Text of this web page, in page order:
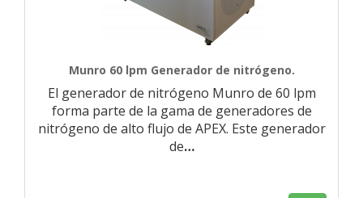
Munro 60 lpm Generador de nitrógeno.
El generador de nitrógeno Munro de 60 lpm
forma parte de la gama de generadores de
nitrógeno de alto flujo de APEX. Este generador
de…